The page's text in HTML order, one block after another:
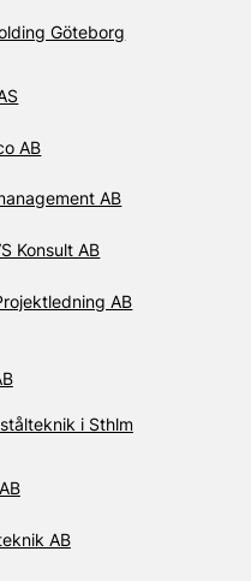
Göteborg
AB
AB
Konsult AB
AB
i Sthlm
AB